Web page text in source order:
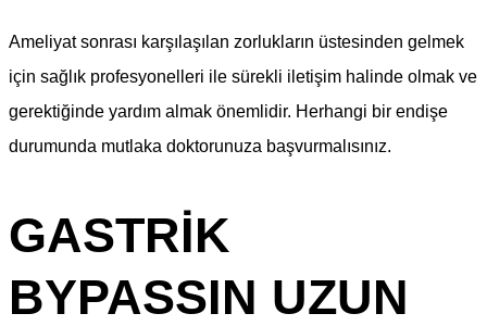
Ameliyat sonrası karşılaşılan zorlukların üstesinden gelmek
için sağlık profesyonelleri ile sürekli iletişim halinde olmak ve
gerektiğinde yardım almak önemlidir. Herhangi bir endişe
durumunda mutlaka doktorunuza başvurmalısınız.
GASTRIK
BYPASSIN UZUN